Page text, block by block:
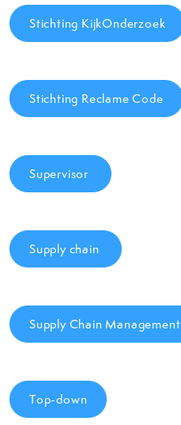
Stichting KijkOnderzoek
Stichting Reclame Code
Supervisor
Supply chain
Supply Chain Management
Top-down